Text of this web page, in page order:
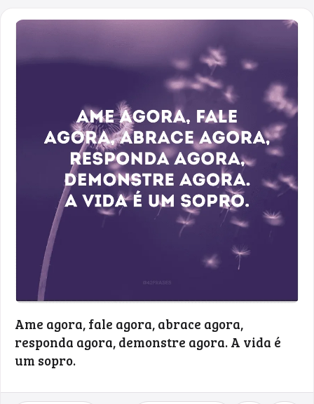
Ame agora, fale agora, abrace agora,
responda agora, demonstre agora. A vida é
um sopro.